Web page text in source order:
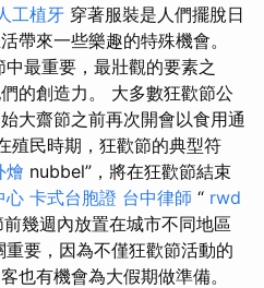
工植牙 穿著服裝是人們擺脫日
帶來一些樂趣的特殊機會。
最重要，最壯觀的要素之
的創造力。 大多數狂歡節公
大齋節之前再次開會以食用通
殖民時期，狂歡節的典型符
燴 nubbel”，將在狂歡節結束
心 卡式台胞證 台中律師 “ rwd
幾週內放置在城市不同地區
要，因為不僅狂歡節活動的
也有機會為大假期做準備。